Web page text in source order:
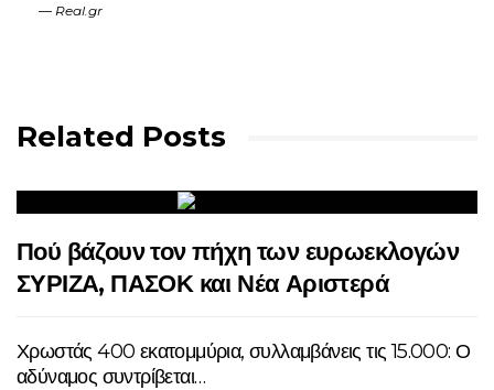
Real.gr
Related Posts
Πού βάζουν τον πήχη των ευρωεκλογών
ΣΥΡΙΖΑ, ΠΑΣΟΚ και Νέα Αριστερά
Χρωστάς 400 εκατομμύρια, συλλαμβάνεις τις 15.000: Ο
αδύναμος συντρίβεται…